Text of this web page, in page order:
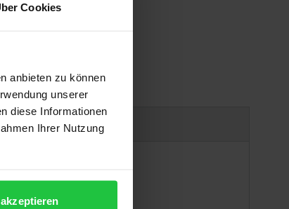
Cookies
anbieten zu können
unserer
diese Informationen
Ihrer Nutzung